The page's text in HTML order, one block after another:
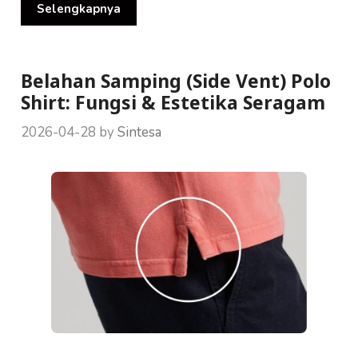
Selengkapnya
Belahan Samping (Side Vent) Polo
Shirt: Fungsi & Estetika Seragam
2026-04-28 bySintesa